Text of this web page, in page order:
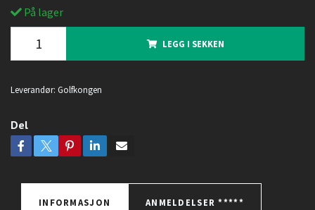
På lager
LEGG I SEKKEN
Leverandør: Golfkongen
Del
INFORMASJON ANMELDELSER *****